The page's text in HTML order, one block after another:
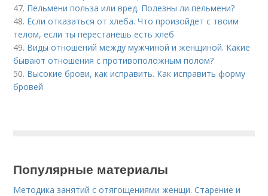
47. Пельмени польза или вред. Полезны ли пельмени?
48. Если отказаться от хлеба. Что произойдет с твоим
телом, если ты перестанешь есть хлеб
49. Виды отношений между мужчиной и женщиной. Какие
бывают отношения с противоположным полом?
50. Высокие брови, как исправить. Как исправить форму
бровей
Популярные материалы
Методика занятий с отягощениями женщи. Старение и